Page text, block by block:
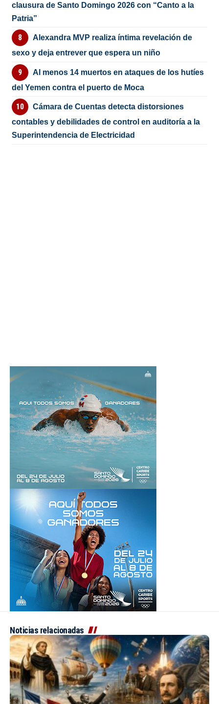
clausura de Santo Domingo 2026 con “Canto a la
Patria”
Alexandra MVP realiza íntima revelación de
sexo y deja entrever que espera un niño
Al menos 14 muertos en ataques de los hutíes
del Yemen contra el puerto de Moca
Cámara de Cuentas detecta distorsiones
contables y debilidades de control en auditoría a la
Superintendencia de Electricidad
Noticias relacionadas